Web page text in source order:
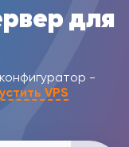
для
-
VPS